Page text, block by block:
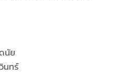
นัย
นทร์